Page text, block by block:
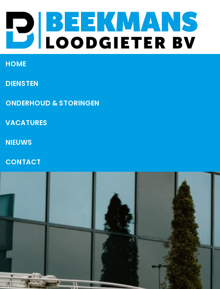
HOME
DIENSTEN
ONDERHOUD & STORINGEN
VACATURES
NIEUWS
CONTACT